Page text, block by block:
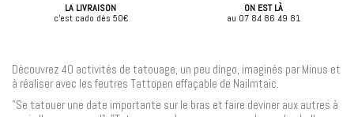
LA LIVRAISON
c'est cado dès 50€
ON EST LÀ
au 07 84 86 49 81
Découvrez 40 activités de tatouage, un peu dingo, imaginés par Minus et
à réaliser avec les feutres Tattopen effaçable de Nailmtaic.
"Se tatouer une date importante sur le bras et faire deviner aux autres à